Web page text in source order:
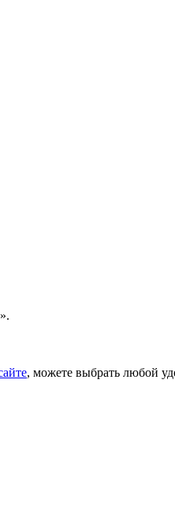
, можете выбрать любой